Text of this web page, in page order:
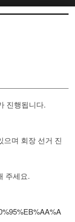
진행됩니다.
으며 회장 선거 진
주세요.
5